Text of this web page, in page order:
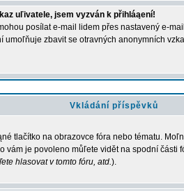
uľivatele, jsem vyzván k přihláąení!
posílat e-mail lidem přes nastavený e-
umoľňuje zbavit se otravných anonymních
Vkládání příspěvků
tlačítko na obrazovce fóra nebo tématu.
vám je povoleno můľete vidět na spodní části
hlasovat v tomto fóru, atd.).